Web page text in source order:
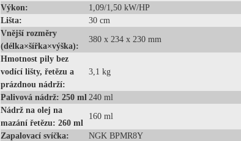
Výkon:
1,09/1,50 kW/HP
Lišta:
30 cm
Vnější rozměry
(délka×šířka×výška):
380 x 234 x 230 mm
Hmotnost pily bez
vodící lišty, řetězu a
prázdnou nádrží:
3,1 kg
Palivová nádrž: 250 ml 240 ml
Nádrž na olej na
mazání řetězu: 260 ml
160 ml
Zapalovací svíčka:
NGK BPMR8Y